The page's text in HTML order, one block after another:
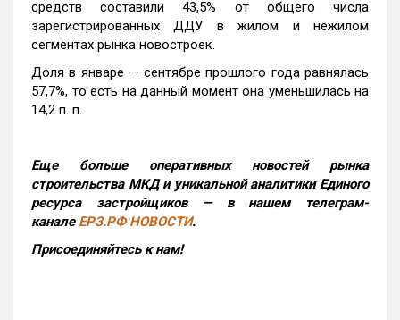
средств составили 43,5% от общего числа
зарегистрированных ДДУ в жилом и нежилом
сегментах рынка новостроек.
Доля в январе — сентябре прошлого года равнялась
57,7%, то есть на данный момент она уменьшилась на
14,2 п. п.
Еще больше оперативных новостей рынка
строительства МКД и уникальной аналитики Единого
ресурса застройщиков — в нашем телеграм-
канале ЕРЗ.РФ НОВОСТИ.
Присоединяйтесь к нам!